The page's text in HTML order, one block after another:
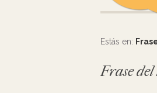
Estás en:
Frase